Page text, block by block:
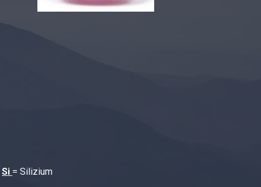
Si = Silizium